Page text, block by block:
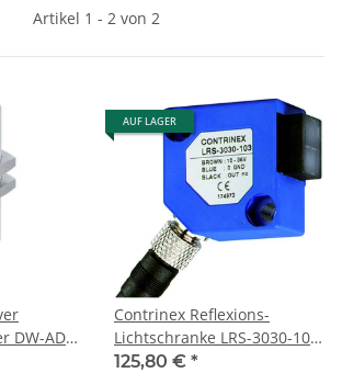
Artikel 1 - 2 von 2
DW-AD-
AUF LAGER
Contrinex Reflexions-
Lichtschranke LRS-3030-103-
318
125,80 € *